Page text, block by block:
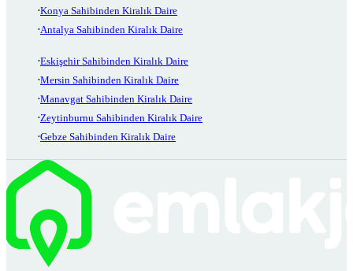
Konya Sahibinden Kiralık Daire
Antalya Sahibinden Kiralık Daire
Eskişehir Sahibinden Kiralık Daire
Mersin Sahibinden Kiralık Daire
Manavgat Sahibinden Kiralık Daire
Zeytinburnu Sahibinden Kiralık Daire
Gebze Sahibinden Kiralık Daire